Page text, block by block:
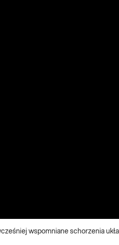
wspomniane schorzenia